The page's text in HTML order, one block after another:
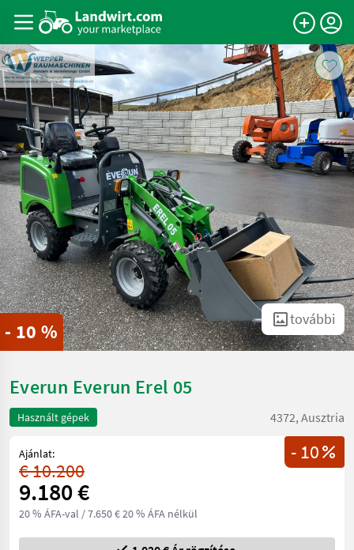
- 10 %
további
Everun Everun Erel 05
Használt gépek 4372, Ausztria
- 10
Ajánlat:
€ 10.200
9.180 €
20 % ÁFA-val / 7.650 € 20 % ÁFA nélkül